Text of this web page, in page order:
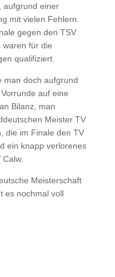
aufgrund einer
mit vielen Fehlern.
gegen den TSV
waren für die
qualifiziert.
man doch aufgrund
auf eine
Bilanz, man
Meister TV
die im Finale den TV
ein knapp verlorenes
Meisterschaft
es nochmal voll